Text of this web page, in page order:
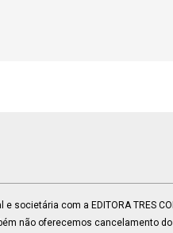
com a EDITORA TRES
não oferecemos cancelamento